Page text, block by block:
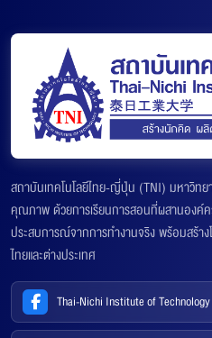
สถาบันเทคโนโลยีไทย-ญี่ปุ่น (TNI) มหาวิท
คุณภาพ ด้วยการเรียนการสอนที่ผสานองค์
ประสบการณ์จากการทำงานจริง พร้อมสร้า
ไทยและต่างประเทศ
Thai-Nichi Institute of Technology